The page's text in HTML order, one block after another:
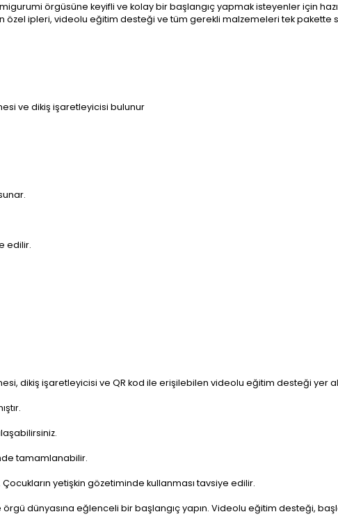
örgüsüne keyifli ve kolay bir başlangıç yapmak isteyenler için
özel ipleri, videolu eğitim desteği ve tüm gerekli malzemeleri tek pakette
ve dikiş işaretleyicisi bulunur
edilir.
dikiş işaretleyicisi ve QR kod ile erişilebilen videolu eğitim desteği yer
tamamlanabilir.
yetişkin gözetiminde kullanması tavsiye edilir.
dünyasına eğlenceli bir başlangıç yapın. Videolu eğitim desteği,